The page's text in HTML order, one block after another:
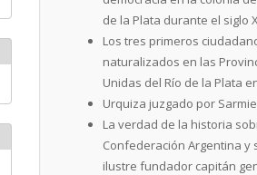
de la Plata durante el siglo
Los tres primeros
naturalizados en las
Unidas del Río de la Plata
Urquiza juzgado por
La verdad de la historia
Confederación Argentina y
ilustre fundador capitán